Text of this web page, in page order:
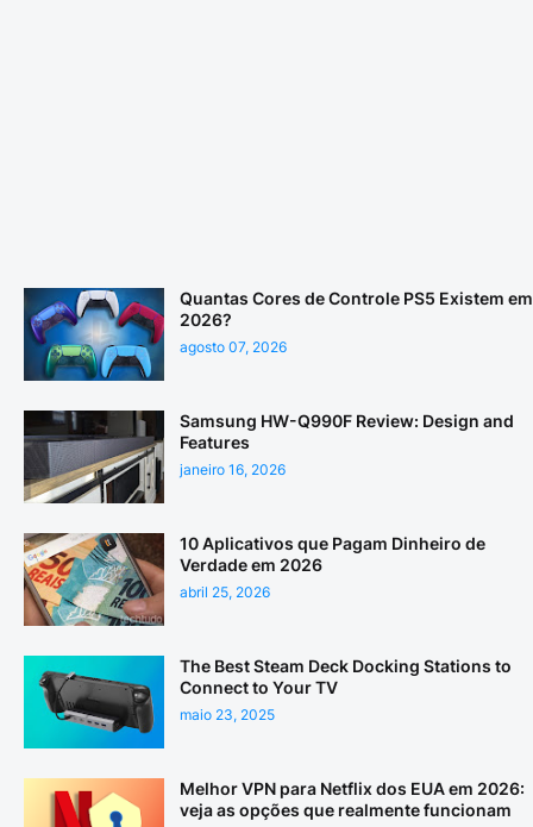
Quantas Cores de Controle PS5 Existem em
2026?
agosto 07, 2026
Samsung HW-Q990F Review: Design and
Features
janeiro 16, 2026
10 Aplicativos que Pagam Dinheiro de
Verdade em 2026
abril 25, 2026
The Best Steam Deck Docking Stations to
Connect to Your TV
maio 23, 2025
Melhor VPN para Netflix dos EUA em 2026:
veja as opções que realmente funcionam